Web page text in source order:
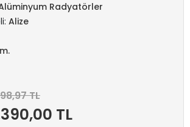
Radyatörler
Alize
TL
TL